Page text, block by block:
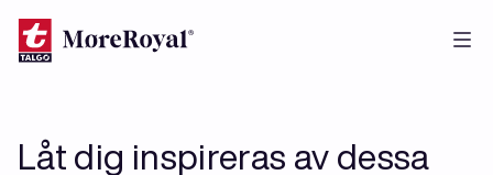
Skip
to
Låt dig inspireras av dessa